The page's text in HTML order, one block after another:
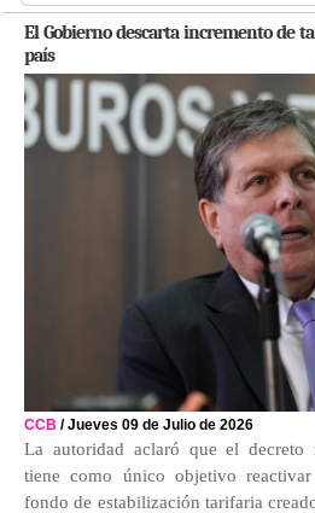
El Gobierno descarta incremento de
país
CCB / Jueves 09 de Julio de 2026
La autoridad aclaró que el decreto
tiene como único objetivo
fondo de estabilización tarifaria